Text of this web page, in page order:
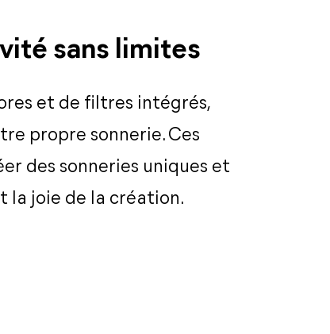
sans limites
et de filtres intégrés,
propre sonnerie. Ces
des sonneries uniques et
la joie de la création.